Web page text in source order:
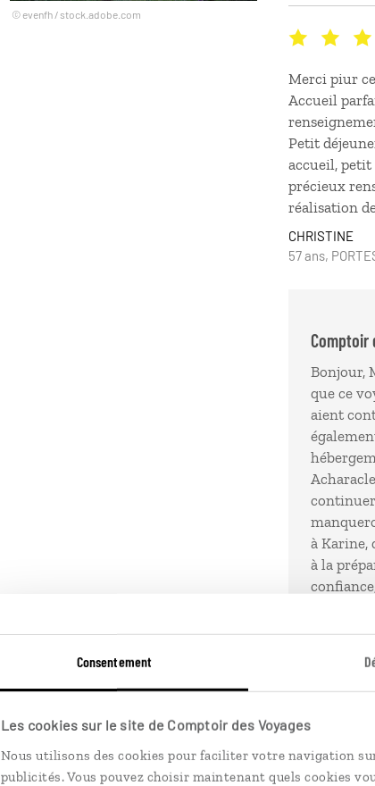
Consentement
Les cookies sur le site de Comptoir des Voyages
Nous utilisons des cookies pour faciliter votre navigation
publicités. Vous pouvez choisir maintenant quels cookies
Merci piur
Accueil
Petit
accueil,
précieux
réalisation
CHRISTINE
57 ans,
Comptoir
Bonjour,
que ce
aient
à Karine,
à la
Notre
envies.